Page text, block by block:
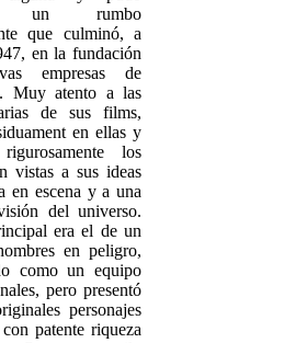
un rumbo
que culminó, a
en la fundación
empresas de
Muy atento a las
de sus films,
en ellas y
los
vistas a sus ideas
en escena y a una
del universo.
era el de un
en peligro,
como un equipo
pero presentó
personajes
patente riqueza